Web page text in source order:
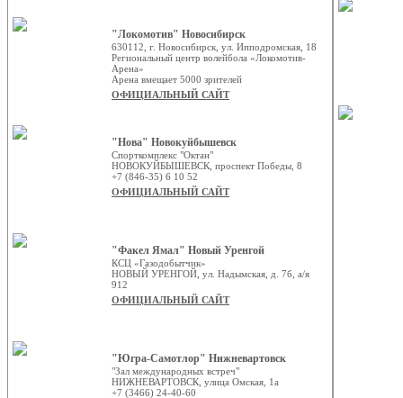
"Локомотив" Новосибирск
630112, г. Новосибирск, ул. Ипподромская, 18
Региональный центр волейбола «Локомотив-
Арена»
Арена вмещает 5000 зрителей
ОФИЦИАЛЬНЫЙ САЙТ
"Нова" Новокуйбышевск
Спорткомплекс "Октан"
НОВОКУЙБЫШЕВСК, проспект Победы, 8
+7 (846-35) 6 10 52
ОФИЦИАЛЬНЫЙ САЙТ
"Факел Ямал" Новый Уренгой
КСЦ «Газодобытчик»
НОВЫЙ УРЕНГОЙ, ул. Надымская, д. 7б, а/я
912
ОФИЦИАЛЬНЫЙ САЙТ
"Югра-Самотлор" Нижневартовск
"Зал международных встреч"
НИЖНЕВАРТОВСК, улица Омская, 1а
+7 (3466) 24-40-60